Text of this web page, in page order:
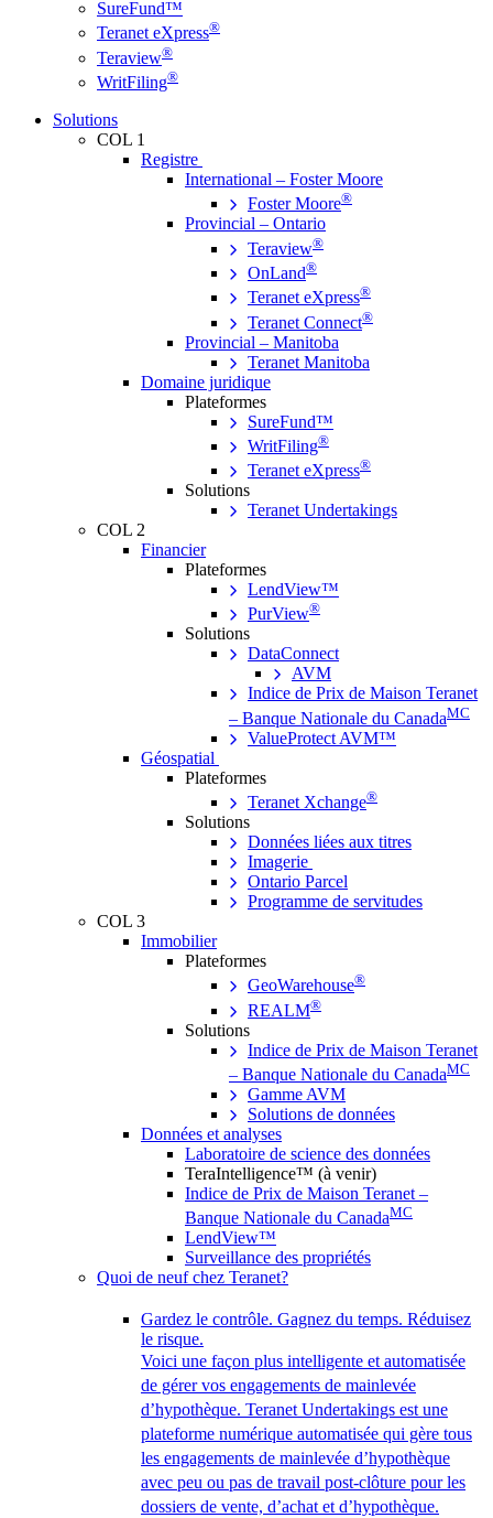
SureFund™
Teranet eXpress®
Teraview®
WritFiling®
Solutions
COL 1
Registre
International – Foster Moore
Foster Moore®
Provincial – Ontario
Teraview®
OnLand®
Teranet eXpress®
Teranet Connect®
Provincial – Manitoba
Teranet Manitoba
Domaine juridique
Plateformes
SureFund™
WritFiling®
Teranet eXpress®
Solutions
Teranet Undertakings
COL 2
Financier
Plateformes
LendView™
PurView®
Solutions
DataConnect
AVM
Indice de Prix de Maison Teranet
– Banque Nationale du CanadaMC
ValueProtect AVM™
Géospatial
Plateformes
Teranet Xchange®
Solutions
Données liées aux titres
Imagerie
Ontario Parcel
Programme de servitudes
COL 3
Immobilier
Plateformes
GeoWarehouse®
REALM®
Solutions
Indice de Prix de Maison Teranet
– Banque Nationale du CanadaMC
Gamme AVM
Solutions de données
Données et analyses
Laboratoire de science des données
TeraIntelligence™ (à venir)
Indice de Prix de Maison Teranet –
Banque Nationale du CanadaMC
LendView™
Surveillance des propriétés
Quoi de neuf chez Teranet?
Gardez le contrôle. Gagnez du temps. Réduisez
le risque.
Voici une façon plus intelligente et automatisée
de gérer vos engagements de mainlevée
d’hypothèque. Teranet Undertakings est une
plateforme numérique automatisée qui gère tous
les engagements de mainlevée d’hypothèque
avec peu ou pas de travail post-clôture pour les
dossiers de vente, d’achat et d’hypothèque.